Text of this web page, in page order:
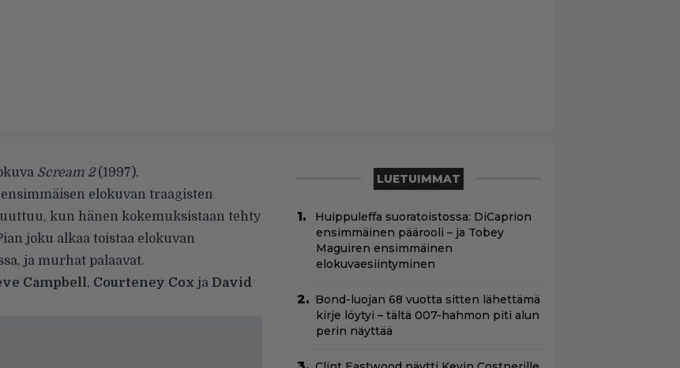
Scream 2(1997).
elokuvan traagisten
kun hänen kokemuksistaan tehty
joku alkaa toistaa elokuvan
ja murhat palaavat.
Campbell, Courteney Cox ja David
LUETUIMMAT
Huippuleffa suoratoistossa: DiCaprion
ensimmäinen päärooli – ja Tobey
Maguiren ensimmäinen
elokuvaesiintyminen
Bond-luojan 68 vuotta sitten lähettämä
kirje löytyi – tältä 007-hahmon piti alun
perin näyttää